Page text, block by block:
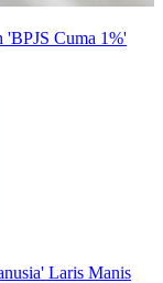
'BPJS Cuma 1%'
Laris Manis